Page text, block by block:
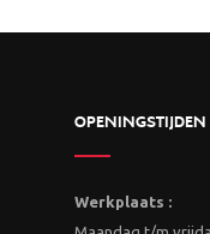
OPENINGSTIJDEN
Werkplaats :